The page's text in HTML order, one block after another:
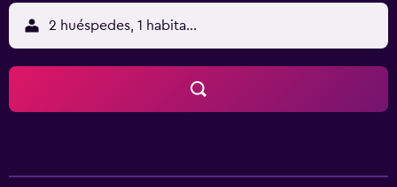
2 huéspedes, 1 habitación